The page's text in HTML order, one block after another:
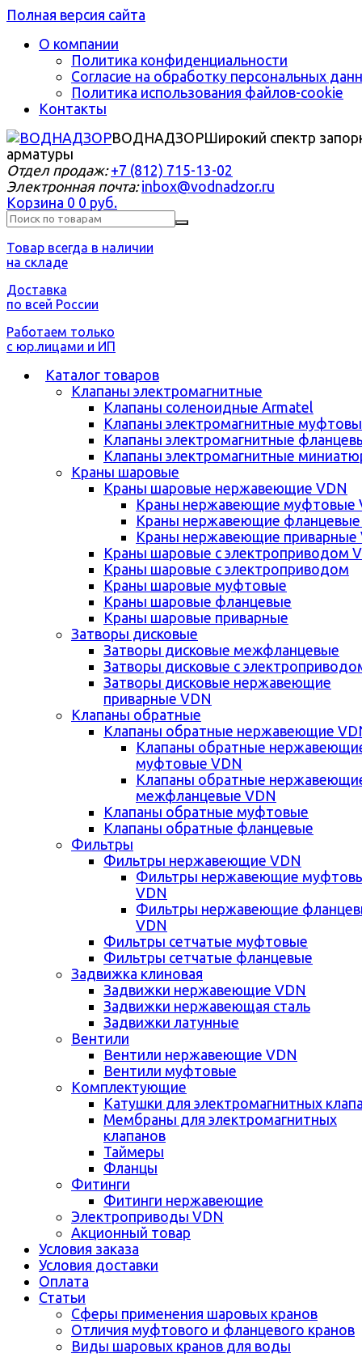
Полная версия сайта
О компании
Политика конфиденциальности
Согласие на обработку персональных
Политика использования файлов-cookie
Контакты
ВОДНАДЗОРШирокий спектр
арматуры
Отдел продаж: +7 (812) 715-13-02
Электронная почта: inbox@vodnadzor.ru
Корзина 0 0 руб.
Товар всегда в наличии
на складе
Доставка
по всей России
Работаем только
с юр.лицами и ИП
Каталог товаров
Клапаны электромагнитные
Клапаны соленоидные Armatel
Клапаны электромагнитные
Клапаны электромагнитные
Клапаны электромагнитные
Краны шаровые
Краны шаровые нержавеющие VDN
Краны нержавеющие муфтовые
Краны нержавеющие фланцевые
Краны нержавеющие приварные
Краны шаровые с электроприводом
Краны шаровые с электроприводом
Краны шаровые муфтовые
Краны шаровые фланцевые
Краны шаровые приварные
Затворы дисковые
Затворы дисковые межфланцевые
Затворы дисковые с
Затворы дисковые нержавеющие
приварные VDN
Клапаны обратные
Клапаны обратные нержавеющие
Клапаны обратные
муфтовые VDN
Клапаны обратные
межфланцевые VDN
Клапаны обратные муфтовые
Клапаны обратные фланцевые
Фильтры
Фильтры нержавеющие VDN
Фильтры нержавеющие
VDN
Фильтры нержавеющие
VDN
Фильтры сетчатые муфтовые
Фильтры сетчатые фланцевые
Задвижка клиновая
Задвижки нержавеющие VDN
Задвижки нержавеющая сталь
Задвижки латунные
Вентили
Вентили нержавеющие VDN
Вентили муфтовые
Комплектующие
Катушки для электромагнитных
Мембраны для электромагнитных
клапанов
Таймеры
Фланцы
Фитинги
Фитинги нержавеющие
Электроприводы VDN
Акционный товар
Условия заказа
Условия доставки
Оплата
Статьи
Сферы применения шаровых кранов
Отличия муфтового и фланцевого кранов
Виды шаровых кранов для воды